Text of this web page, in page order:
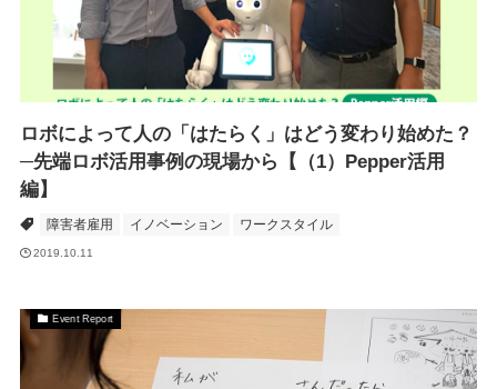
ロボによって人の「はたらく」はどう変わり始めた？
─先端ロボ活用事例の現場から【（1）Pepper活用
編】
障害者雇用 イノベーション ワークスタイル
2019.10.11
Event Report